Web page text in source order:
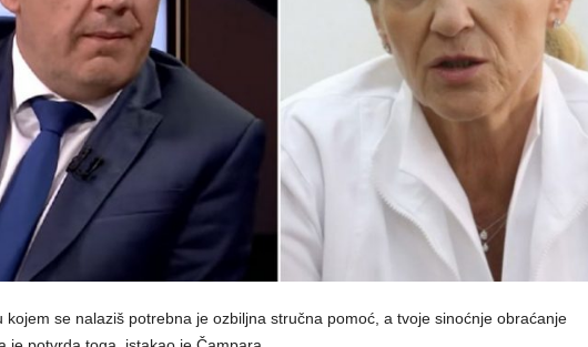
kojem se nalaziš potrebna je ozbiljna stručna pomoć, a tvoje sinoćnje obraćanje